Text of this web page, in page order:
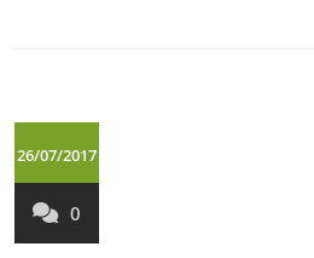
26/07/2017
0